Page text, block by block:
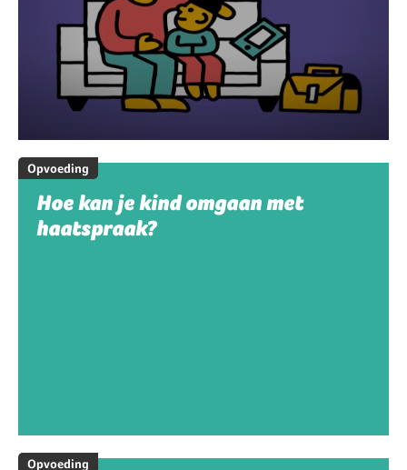
Opvoeding
Hoe kan je kind omgaan met
haatspraak?
Opvoeding